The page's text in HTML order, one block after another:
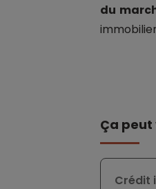
du
Ça
Crédit